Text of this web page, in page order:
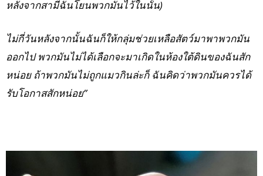
หลังจากสามีฉันโยนพวกมันไว้ในนั้น)
ไม่กี่วันหลังจากนั้นฉันก็ให้กลุ่มช่วยเหลือสัตว์มาพาพวกมัน
ออกไป พวกมันไม่ได้เลือกจะมาเกิดในห้องใต้ดินของฉันสัก
หน่อย ถ้าพวกมันไม่ถูกแมวกินล่ะก็ ฉันคิดว่าพวกมันควรได้
รับโอกาสสักหน่อย”